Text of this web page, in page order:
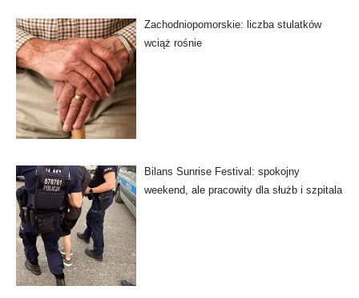
Zachodniopomorskie: liczba stulatków
wciąż rośnie
Bilans Sunrise Festival: spokojny
weekend, ale pracowity dla służb i szpitala